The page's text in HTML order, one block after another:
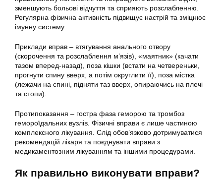
зменшують больові відчуття та сприяють розслабленню.
Регулярна фізична активність підвищує настрій та зміцнює
імунну систему.
Приклади вправ – втягування анального отвору
(скорочення та розслаблення м’язів), «маятник» (качати
тазом вперед-назад), поза кішки (встати на четвереньки,
прогнути спину вверх, а потім округлити її), поза містка
(лежачи на спині, підняти таз вверх, опираючись на плечі
та стопи).
Протипоказання – гостра фаза геморою та тромбоз
гемороїдальних вузлів. Фізичні вправи є лише частиною
комплексного лікування. Слід обов’язково дотримуватися
рекомендацій лікаря та поєднувати вправи з
медикаментозним лікуванням та іншими процедурами.
Як правильно виконувати вправи?